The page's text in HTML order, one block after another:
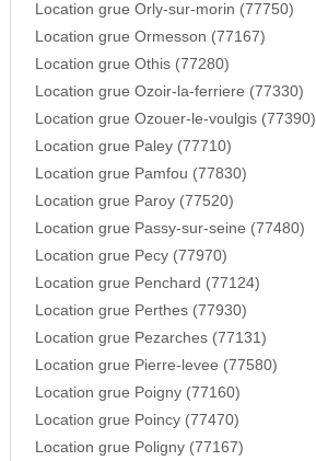
Location grue Orly-sur-morin (77750)
Location grue Ormesson (77167)
Location grue Othis (77280)
Location grue Ozoir-la-ferriere (77330)
Location grue Ozouer-le-voulgis (77390)
Location grue Paley (77710)
Location grue Pamfou (77830)
Location grue Paroy (77520)
Location grue Passy-sur-seine (77480)
Location grue Pecy (77970)
Location grue Penchard (77124)
Location grue Perthes (77930)
Location grue Pezarches (77131)
Location grue Pierre-levee (77580)
Location grue Poigny (77160)
Location grue Poincy (77470)
Location grue Poligny (77167)